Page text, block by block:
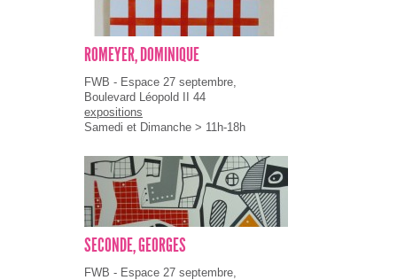
ROMEYER, DOMINIQUE
FWB - Espace 27 septembre,
Boulevard Léopold II 44
expositions
Samedi et Dimanche > 11h-18h
SECONDE, GEORGES
FWB - Espace 27 septembre,